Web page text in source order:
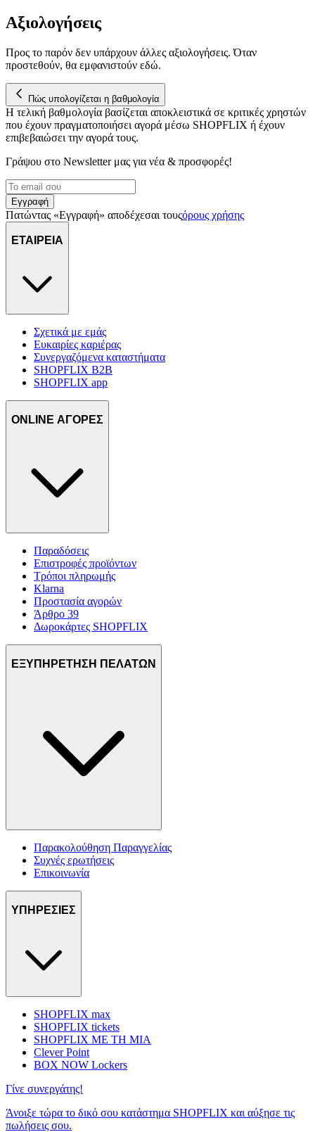
διεύθυνση IP σας, χρησιμοποιώντας τεχνολογία όπως cookies
για να αποθηκεύουμε και να έχουμε πρόσβαση σε πληροφορίες
διαφημίσεων και περιεχομένου, τις μετρήσεις σχετικά με
διαφημίσεις και περιεχόμενο, την καλύτερη εικόνα του κοινού
μας και την ανάπτυξη προϊόντων. Επίσης, κοινοποιούμε
πληροφορίες σχετικά με την από μέρους σας χρήση της
τοποθεσίας μας στους συνεργάτες μέσων κοινωνικής
δικτύωσης, διαφημίσεων και ανάλυσης.
Αξιολογήσεις
Προς το παρόν δεν υπάρχουν άλλες αξιολογήσεις. Όταν
προστεθούν, θα εμφανιστούν εδώ.
Πώς υπολογίζεται η βαθμολογία
Η τελική βαθμολογία βασίζεται αποκλειστικά σε κριτικές χρηστών
που έχουν πραγματοποιήσει αγορά μέσω SHOPFLIX ή έχουν
επιβεβαιώσει την αγορά τους.
Γράψου στο Νewsletter μας για νέα & προσφορές!
Εγγραφή
Πατώντας «Εγγραφή» αποδέχεσαι τουςόρους χρήσης
ΕΤΑΙΡΕΙΑ
Σχετικά με εμάς
Ευκαιρίες καριέρας
Συνεργαζόμενα καταστήματα
SHOPFLIX B2B
SHOPFLIX app
ONLINE ΑΓΟΡΕΣ
Παραδόσεις
Επιστροφές προϊόντων
Τρόποι πληρωμής
Klarna
Προστασία αγορών
Άρθρο 39
Δωροκάρτες SHOPFLIX
ΕΞΥΠΗΡΕΤΗΣΗ ΠΕΛΑΤΩΝ
Παρακολούθηση Παραγγελίας
Συχνές ερωτήσεις
Επικοινωνία
ΥΠΗΡΕΣΙΕΣ
SHOPFLIX max
SHOPFLIX tickets
SHOPFLIX ΜΕ ΤΗ ΜΙΑ
Clever Point
BOX NOW Lockers
Γίνε συνεργάτης!
Άνοιξε τώρα το δικό σου κατάστημα SHOPFLIX και αύξησε τις
πωλήσεις σου.